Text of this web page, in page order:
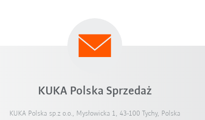
KUKA Polska Sprzedaż
KUKA Polska sp.z o.o., Mysłowicka 1, 43-100 Tychy, Polska